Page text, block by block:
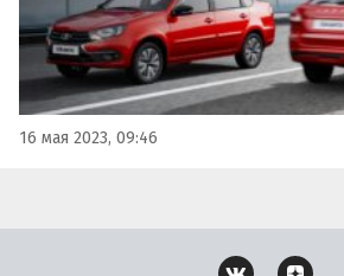
16 мая 2023, 09:46